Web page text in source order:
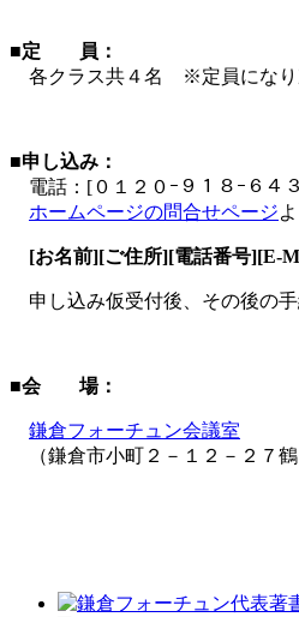
■定 員：
各クラス共４名 ※定員になり
■申し込み：
電話：[０１２０ｰ９１８ｰ６４
ホームページの問合せページ
[お名前][ご住所][電話番号][E-
申し込み仮受付後、その後の手
■会 場：
鎌倉フォーチュン会議室
（鎌倉市小町２－１２－２７鶴